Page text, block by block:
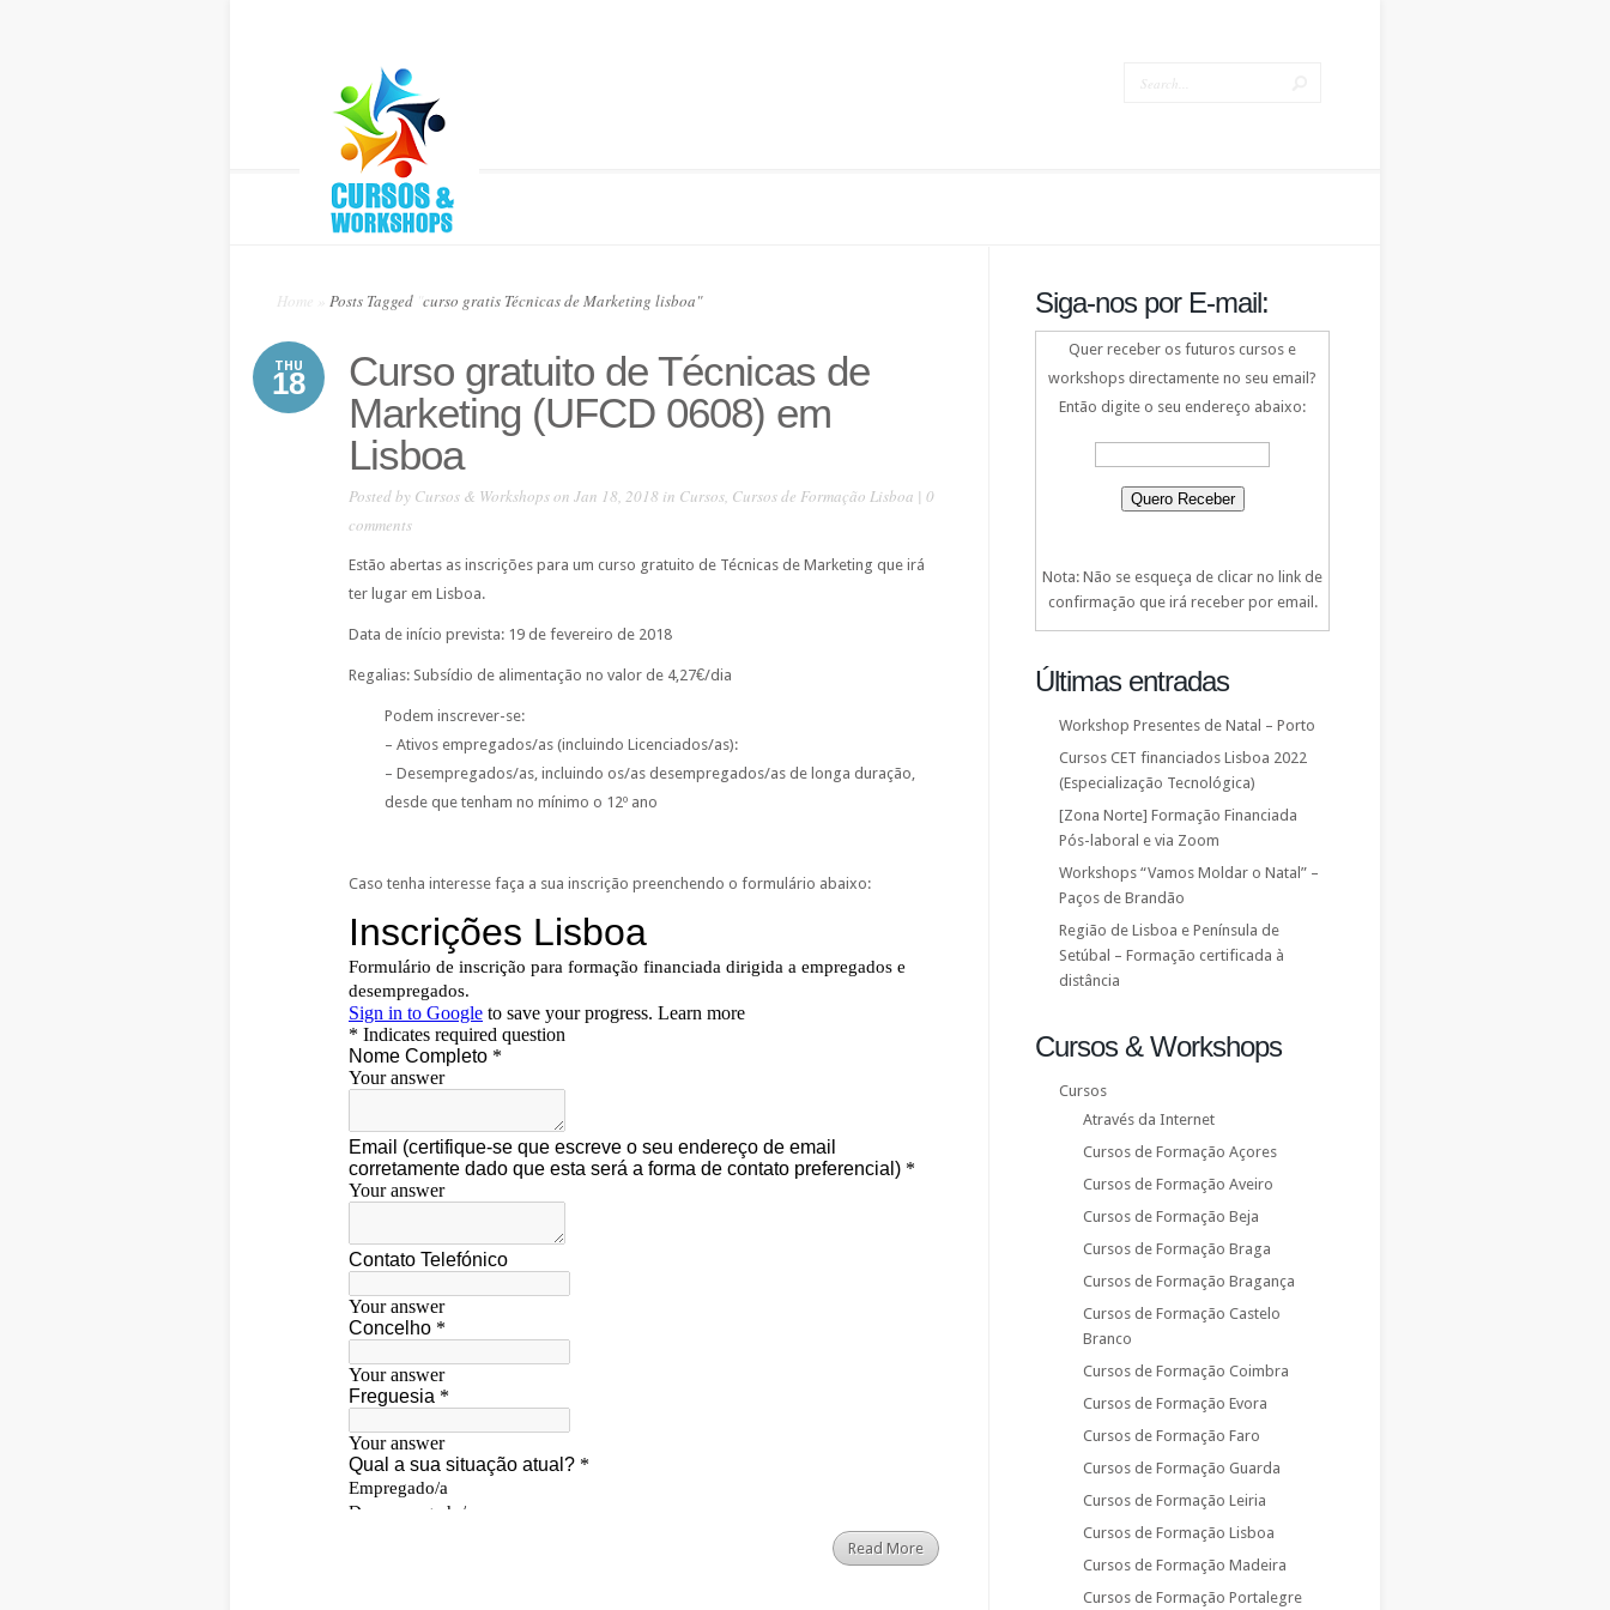
Home Posts Tagged curso gratis Técnicas de Marketing lisboa"
THU
18
Curso gratuito de Técnicas de
Marketing (UFCD 0608) em
Lisboa
Posted by Cursos & Workshopson Jan 18, 2018 in Cursos, Cursos de Formação Lisboa | 0
comments
Estão abertas as inscrições para um curso gratuito de Técnicas de Marketing que irá
ter lugar em Lisboa.
Data de início prevista: 19 de fevereiro de 2018
Regalias: Subsídio de alimentação no valor de 4,27€/dia
Podem inscrever-se:
– Ativos empregados/as (incluindo Licenciados/as):
– Desempregados/as, incluindo os/as desempregados/as de longa duração,
desde que tenham no mínimo o 12º ano
Caso tenha interesse faça a sua inscrição preenchendo o formulário abaixo:
Read More
Siga-nos por E-mail:
Quer receber os futuros cursos e
workshops directamente no seu email?
Então digite o seu endereço abaixo:
Nota: Não se esqueça de clicar no link de
confirmação que irá receber por email.
Últimas entradas
Workshop Presentes de Natal – Porto
Cursos CET financiados Lisboa 2022
(Especialização Tecnológica)
[Zona Norte] Formação Financiada
Pós-laboral e via Zoom
Workshops “Vamos Moldar o Natal” –
Paços de Brandão
Região de Lisboa e Península de
Setúbal – Formação certificada à
distância
Cursos & Workshops
Cursos
Através da Internet
Cursos de Formação Açores
Cursos de Formação Aveiro
Cursos de Formação Beja
Cursos de Formação Braga
Cursos de Formação Bragança
Cursos de Formação Castelo
Branco
Cursos de Formação Coimbra
Cursos de Formação Evora
Cursos de Formação Faro
Cursos de Formação Guarda
Cursos de Formação Leiria
Cursos de Formação Lisboa
Cursos de Formação Madeira
Cursos de Formação Portalegre